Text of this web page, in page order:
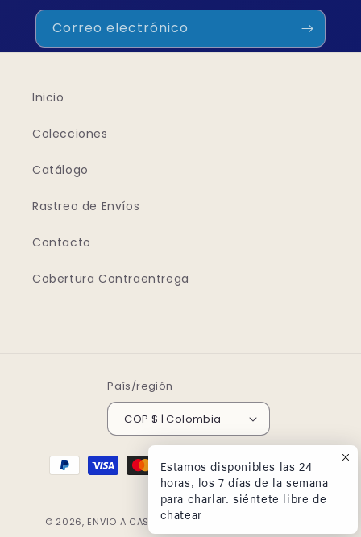
Correo electrónico
Inicio
Colecciones
Catálogo
Rastreo de Envíos
Contacto
Cobertura Contraentrega
País/región
COP $ | Colombia
Formas
© 2026, ENVIO A CASA.COM.CO
Estamos disponibles las 24
horas, los 7 días de la semana
para charlar. siéntete libre de
chatear